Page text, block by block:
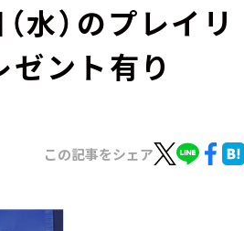
水）のプレイリ
ント有り
この記事をシェア